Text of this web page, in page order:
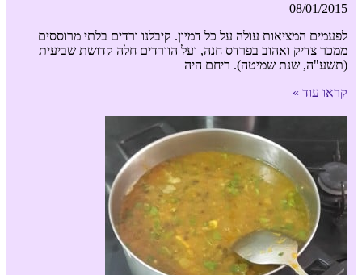
08/01/2015
לפעמים המציאות עולה על כל דמיון. קיבלנו ורדים בלתי מרוססים
ממכר צדיק ואהוב בפרדס חנה, ועל הוורדים חלה קדושת שביעית
(תשע"ה, שנת שמיטה). ריחם היה
קראו עוד »